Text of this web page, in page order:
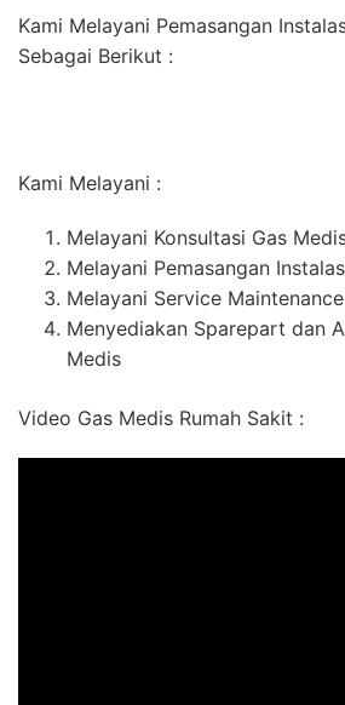
Kami Melayani Pemasangan
Sebagai Berikut :
Kami Melayani :
Melayani Konsultasi Gas
Melayani Pemasangan
Melayani Service
Menyediakan Sparepart dan
Medis
Video Gas Medis Rumah Sakit :